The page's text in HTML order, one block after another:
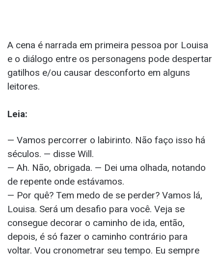
A cena é narrada em primeira pessoa por Louisa
e o diálogo entre os personagens pode despertar
gatilhos e/ou causar desconforto em alguns
leitores.
Leia:
— Vamos percorrer o labirinto. Não faço isso há
séculos. — disse Will.
— Ah. Não, obrigada. — Dei uma olhada, notando
de repente onde estávamos.
— Por quê? Tem medo de se perder? Vamos lá,
Louisa. Será um desafio para você. Veja se
consegue decorar o caminho de ida, então,
depois, é só fazer o caminho contrário para
voltar. Vou cronometrar seu tempo. Eu sempre